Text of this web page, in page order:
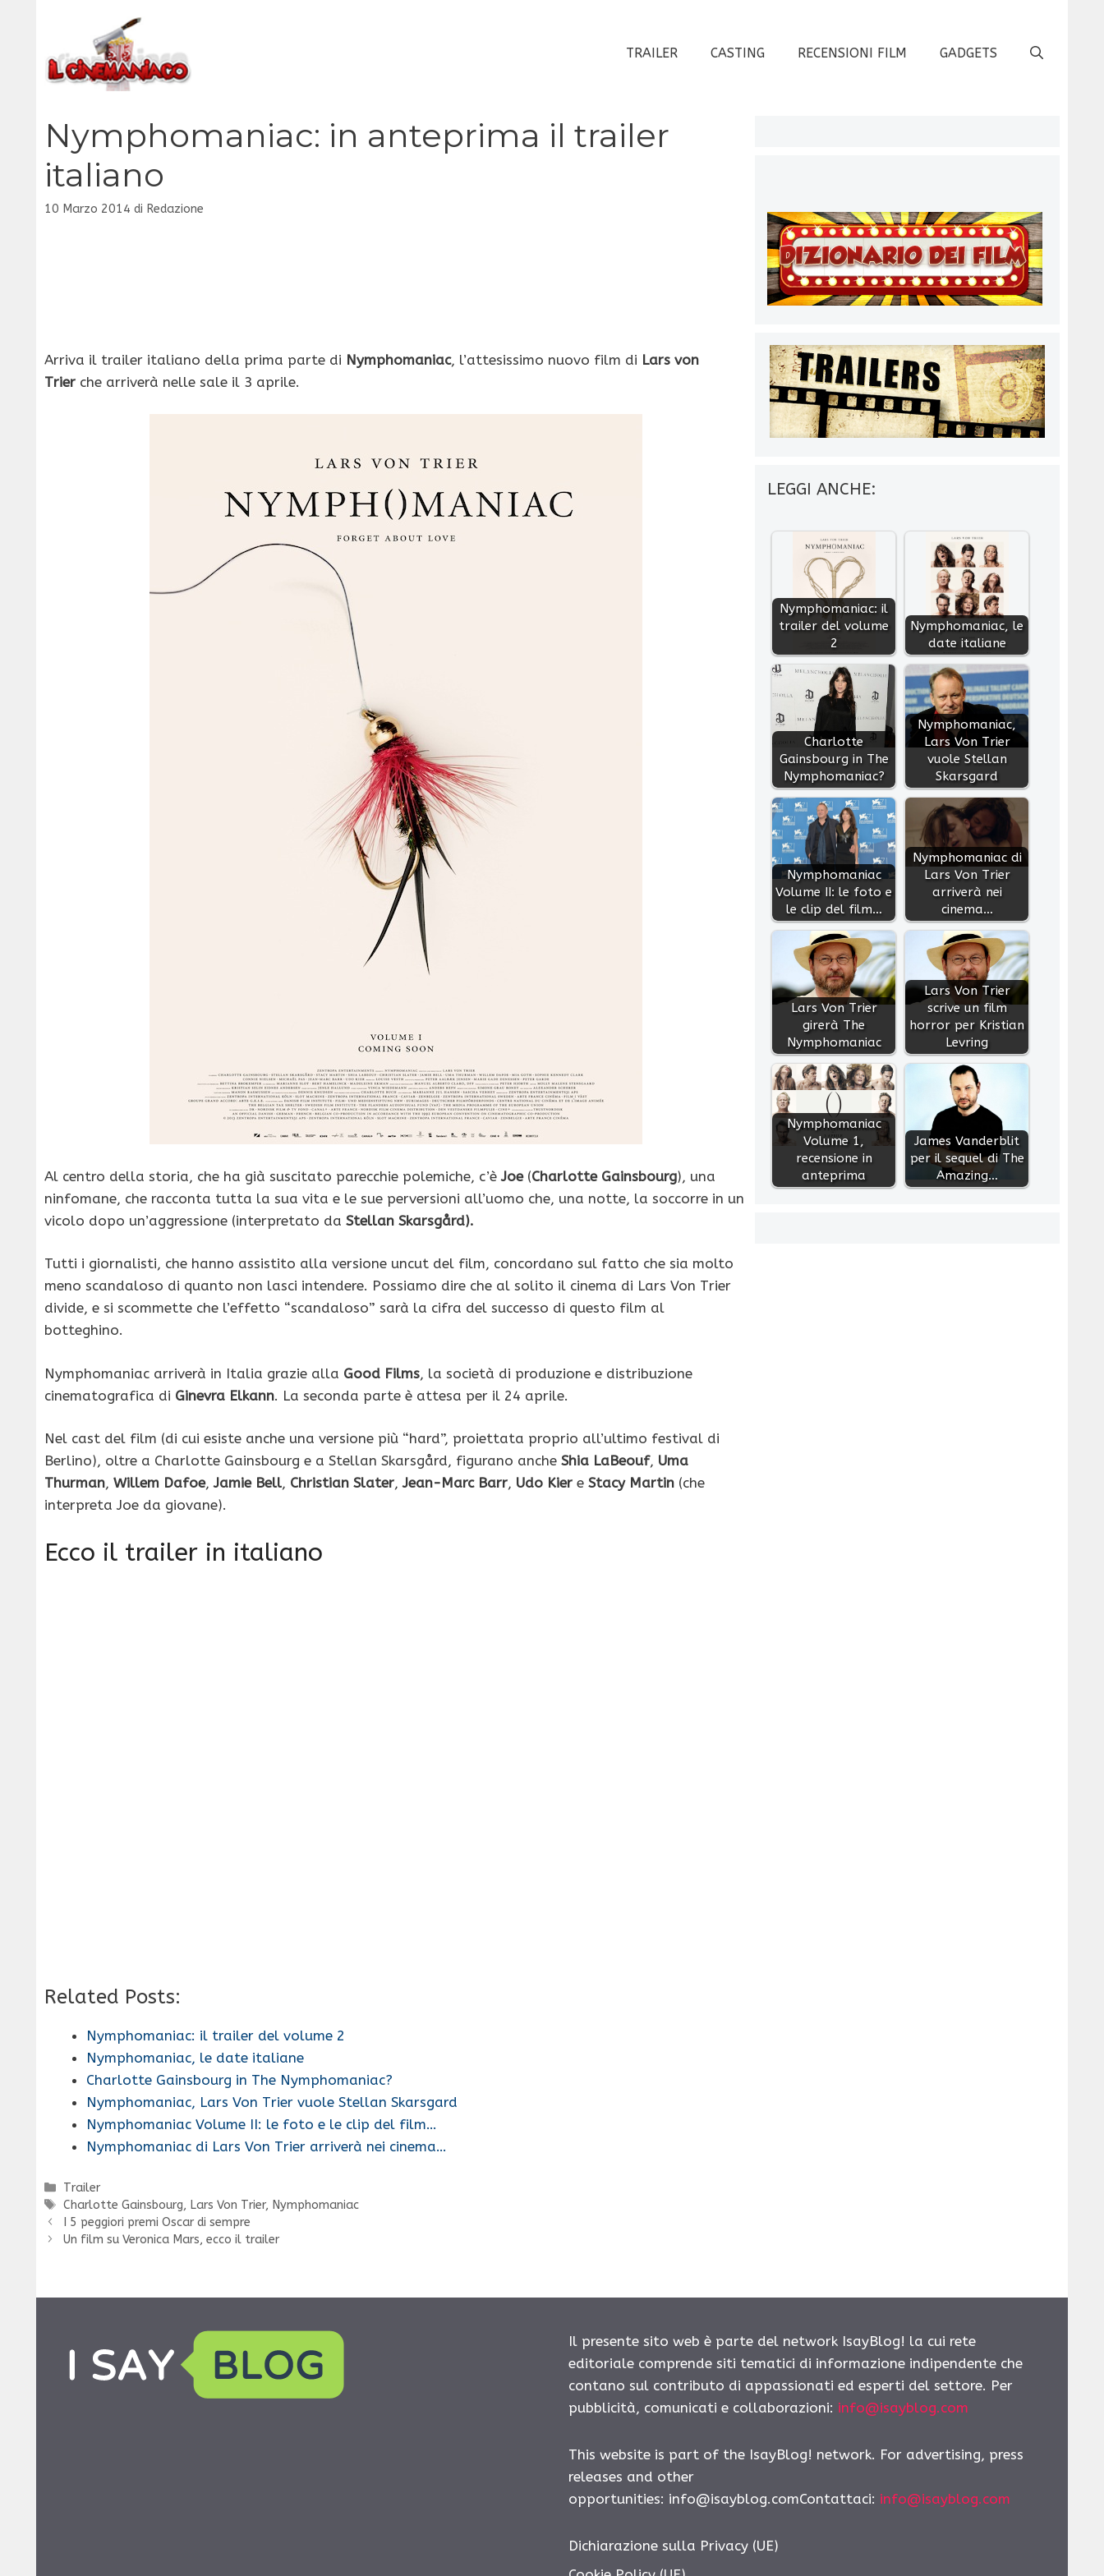
contenuto
TRAILER CASTING RECENSIONI FILM GADGETS
Nymphomaniac: in anteprima il trailer
italiano
10 Marzo 2014 di Redazione
Arriva il trailer italiano della prima parte di Nymphomaniac, l’attesissimo nuovo film di Lars von
Trier che arriverà nelle sale il 3 aprile.
Al centro della storia, che ha già suscitato parecchie polemiche, c’èJoe(Charlotte Gainsbourg), una
ninfomane, che racconta tutta la sua vita e le sue perversioni all’uomo che, una notte, la soccorre in un
vicolo dopo un’aggressione (interpretato da Stellan Skarsgård).
Tutti i giornalisti, che hanno assistito alla versione uncut del film, concordano sul fatto che sia molto
meno scandaloso di quanto non lasci intendere. Possiamo dire che al solito il cinema di Lars Von Trier
divide, e si scommette che l’effetto “scandaloso” sarà la cifra del successo di questo film al
botteghino.
Nymphomaniac arriverà in Italia grazie alla Good Films, la società di produzione e distribuzione
cinematografica di Ginevra Elkann. La seconda parte è attesa per il 24 aprile.
Nel cast del film (di cui esiste anche una versione più “hard”, proiettata proprio all’ultimo festival di
Berlino), oltre a Charlotte Gainsbourg e a Stellan Skarsgård, figurano anche Shia LaBeouf, Uma
Thurman, Willem Dafoe,Jamie Bell, Christian Slater,Jean-Marc Barr, Udo Kier e Stacy Martin (che
interpreta Joe da giovane).
Ecco il trailer in italiano
Related Posts:
Nymphomaniac: il trailer del volume 2
Nymphomaniac, le date italiane
Charlotte Gainsbourg in The Nymphomaniac?
Nymphomaniac, Lars Von Trier vuole Stellan Skarsgard
Nymphomaniac Volume II: le foto e le clip del film…
Nymphomaniac di Lars Von Trier arriverà nei cinema…
Categorie
Trailer
Tag
Charlotte Gainsbourg, Lars Von Trier, Nymphomaniac
I 5 peggiori premi Oscar di sempre
Un film su Veronica Mars, ecco il trailer
LEGGI ANCHE:
Nymphomaniac: il
trailer del volume
2
Nymphomaniac, le
date italiane
Charlotte
Gainsbourg in The
Nymphomaniac?
Nymphomaniac,
Lars Von Trier
vuole Stellan
Skarsgard
Nymphomaniac
Volume II: le foto e
le clip del film…
Nymphomaniac di
Lars Von Trier
arriverà nei
cinema…
Lars Von Trier
girerà The
Nymphomaniac
Lars Von Trier
scrive un film
horror per Kristian
Levring
Nymphomaniac
Volume 1,
recensione in
anteprima
James Vanderblit
per il sequel di The
Amazing…
Il presente sito web è parte del network IsayBlog! la cui rete
editoriale comprende siti tematici di informazione indipendente che
contano sul contributo di appassionati ed esperti del settore. Per
pubblicità, comunicati e collaborazioni: info@isayblog.com
This website is part of the IsayBlog! network. For advertising, press
releases and other
opportunities: info@isayblog.comContattaci: info@isayblog.com
Dichiarazione sulla Privacy (UE)